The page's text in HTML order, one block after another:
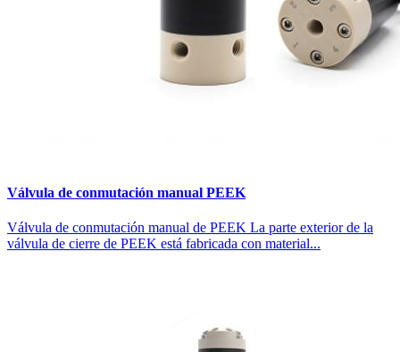
Válvula de conmutación manual PEEK
Válvula de conmutación manual de PEEK La parte exterior de la
válvula de cierre de PEEK está fabricada con material...